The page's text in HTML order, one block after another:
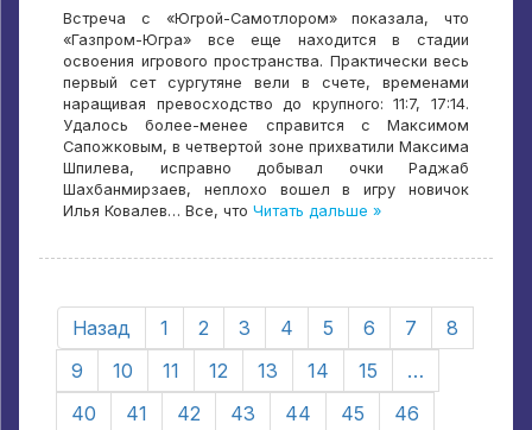
Встреча с «Югрой-Самотлором» показала, что
«Газпром-Югра» все еще находится в стадии
освоения игрового пространства. Практически весь
первый сет сургутяне вели в счете, временами
наращивая превосходство до крупного: 11:7, 17:14.
Удалось более-менее справится с Максимом
Сапожковым, в четвертой зоне прихватили Максима
Шпилева, исправно добывал очки Раджаб
Шахбанмирзаев, неплохо вошел в игру новичок
Илья Ковалев… Все, что Читать дальше »
Назад 1 2 3 4 5 6 7
8
9
10 11 12 13 14 15
…
40
41 42 43 44 45
46